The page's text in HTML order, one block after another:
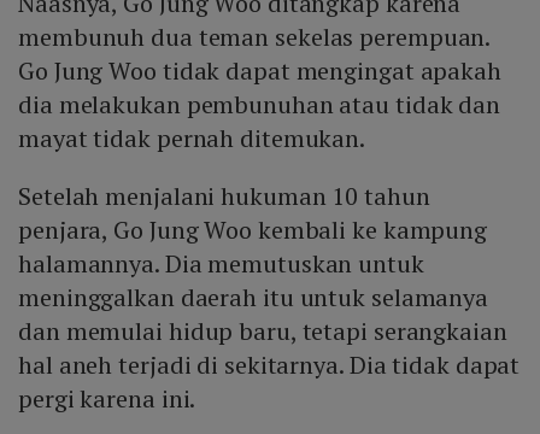
membunuh dua teman sekelas perempuan.
Go Jung Woo tidak dapat mengingat apakah
dia melakukan pembunuhan atau tidak dan
mayat tidak pernah ditemukan.
Setelah menjalani hukuman 10 tahun
penjara, Go Jung Woo kembali ke kampung
halamannya. Dia memutuskan untuk
meninggalkan daerah itu untuk selamanya
dan memulai hidup baru, tetapi serangkaian
hal aneh terjadi di sekitarnya. Dia tidak dapat
pergi karena ini.